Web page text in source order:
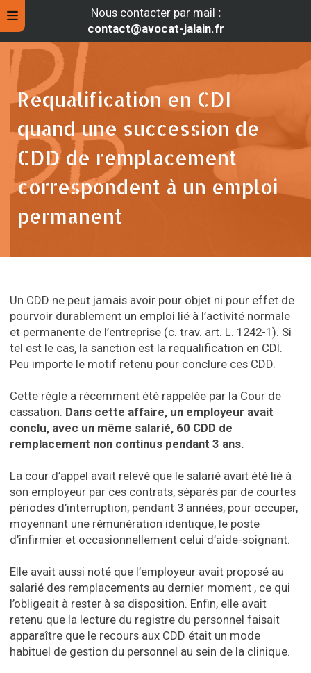
Nous contacter par mail :
contact@avocat-jalain.fr
Requalification en CDI
quand une succession de
CDD de remplacement
correspondent à un emploi
permanent
Un CDD ne peut jamais avoir pour objet ni pour effet de
pourvoir durablement un emploi lié à l’activité normale
et permanente de l’entreprise (c. trav. art. L. 1242-1). Si
tel est le cas, la sanction est la requalification en CDI.
Peu importe le motif retenu pour conclure ces CDD.
Cette règle a récemment été rappelée par la Cour de
cassation. Dans cette affaire, un employeur avait
conclu, avec un même salarié, 60 CDD de
remplacement non continus pendant 3 ans.
La cour d’appel avait relevé que le salarié avait été lié à
son employeur par ces contrats, séparés par de courtes
périodes d’interruption, pendant 3 années, pour occuper,
moyennant une rémunération identique, le poste
d’infirmier et occasionnellement celui d’aide-soignant.
Elle avait aussi noté que l’employeur avait proposé au
salarié des remplacements au dernier moment , ce qui
l’obligeait à rester à sa disposition. Enfin, elle avait
retenu que la lecture du registre du personnel faisait
apparaître que le recours aux CDD était un mode
habituel de gestion du personnel au sein de la clinique.